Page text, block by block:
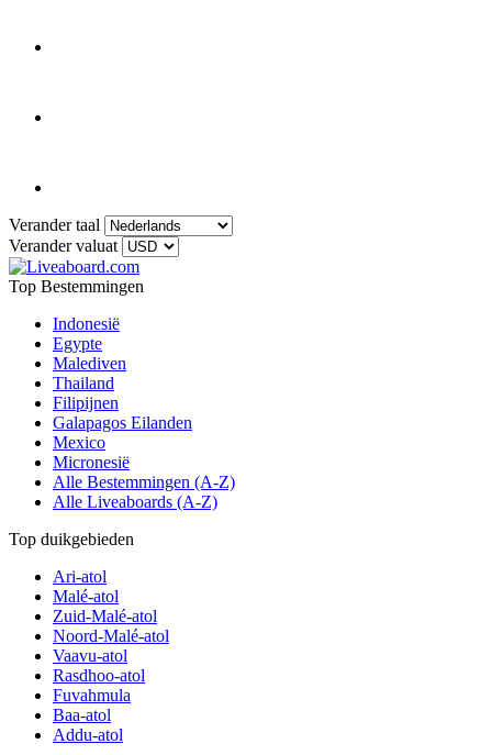
Verander taal
Verander valuat
Top Bestemmingen
Indonesië
Egypte
Malediven
Thailand
Filipijnen
Galapagos Eilanden
Mexico
Micronesië
Alle Bestemmingen (A-Z)
Alle Liveaboards (A-Z)
Top duikgebieden
Ari-atol
Malé-atol
Zuid-Malé-atol
Noord-Malé-atol
Vaavu-atol
Rasdhoo-atol
Fuvahmula
Baa-atol
Addu-atol